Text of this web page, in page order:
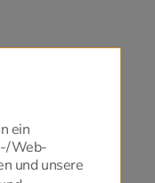
ein
Web-
und unsere